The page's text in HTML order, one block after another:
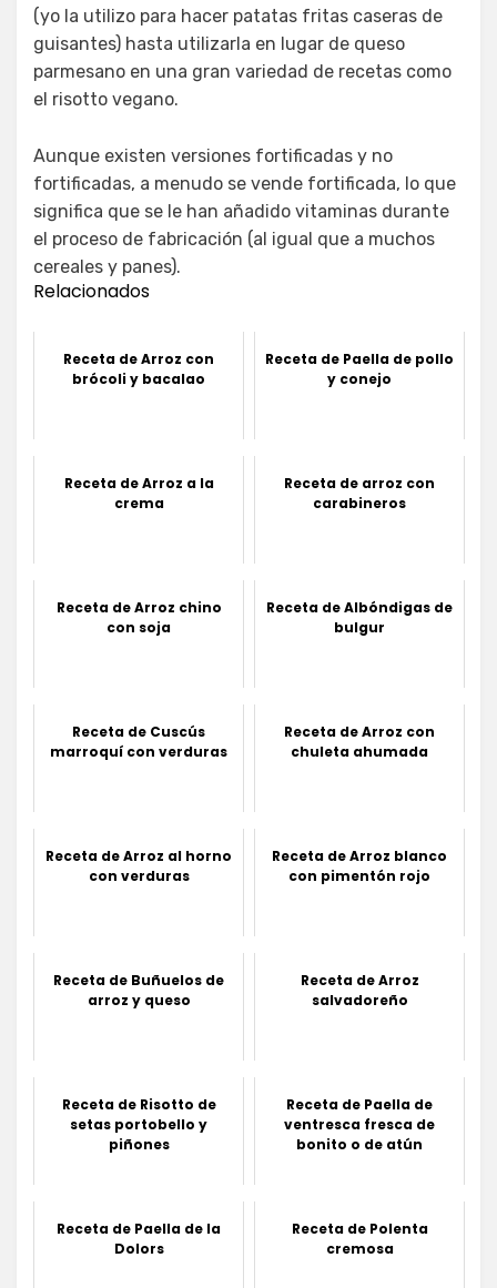
(yo la utilizo para hacer patatas fritas caseras de
guisantes) hasta utilizarla en lugar de queso
parmesano en una gran variedad de recetas como
el risotto vegano.
Aunque existen versiones fortificadas y no
fortificadas, a menudo se vende fortificada, lo que
significa que se le han añadido vitaminas durante
el proceso de fabricación (al igual que a muchos
cereales y panes).
Relacionados
Receta de Arroz con
brócoli y bacalao
Receta de Paella de pollo
y conejo
Receta de Arroz a la
crema
Receta de arroz con
carabineros
Receta de Arroz chino
con soja
Receta de Albóndigas de
bulgur
Receta de Cuscús
marroquí con verduras
Receta de Arroz con
chuleta ahumada
Receta de Arroz al horno
con verduras
Receta de Arroz blanco
con pimentón rojo
Receta de Buñuelos de
arroz y queso
Receta de Arroz
salvadoreño
Receta de Risotto de
setas portobello y
piñones
Receta de Paella de
ventresca fresca de
bonito o de atún
Receta de Paella de la
Dolors
Receta de Polenta
cremosa